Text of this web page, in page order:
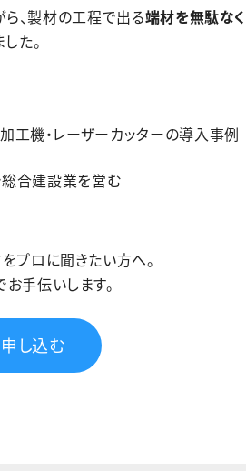
、製材の工程で出る端材を無駄なく
た。
合建設業を営む
プロに聞きたい方へ。
手伝いします。
し込む